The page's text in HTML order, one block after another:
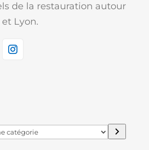
de la restauration autour
Lyon.